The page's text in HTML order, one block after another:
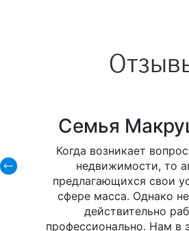
Семья
Когда возникает
недвижимости, то
предлагающихся свои
сфере масса. Однако
действительно
профессионально. Нам в